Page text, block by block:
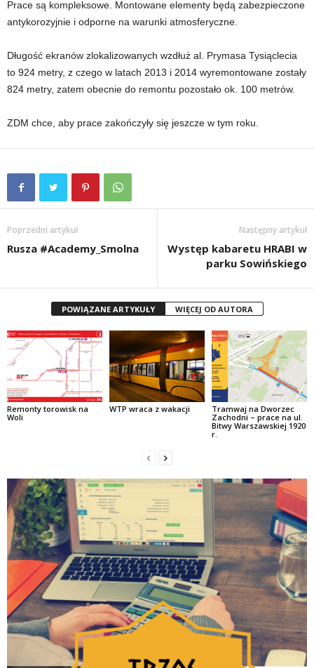
Prace są kompleksowe. Montowane elementy będą zabezpieczone
antykorozyjnie i odporne na warunki atmosferyczne.
Długość ekranów zlokalizowanych wzdłuż al. Prymasa Tysiąclecia
to 924 metry, z czego w latach 2013 i 2014 wyremontowane zostały
824 metry, zatem obecnie do remontu pozostało ok. 100 metrów.
ZDM chce, aby prace zakończyły się jeszcze w tym roku.
Poprzedni artykuł
Rusza #Academy_Smolna
Następny artykuł
Występ kabaretu HRABI w
parku Sowińskiego
POWIĄZANE ARTYKUŁY WIĘCEJ OD AUTORA
Remonty torowisk na
Woli
WTP wraca z wakacji
Tramwaj na Dworzec
Zachodni – prace na ul.
Bitwy Warszawskiej 1920
r.